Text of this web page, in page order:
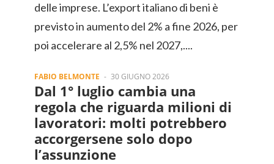
delle imprese. L’export italiano di beni è
previsto in aumento del 2% a fine 2026, per
poi accelerare al 2,5% nel 2027,....
FABIO BELMONTE - 30 GIUGNO 2026
Dal 1° luglio cambia una
regola che riguarda milioni di
lavoratori: molti potrebbero
accorgersene solo dopo
l’assunzione